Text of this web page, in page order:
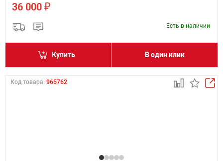
36 000 ₽
Есть в наличии
Купить В один клик
Код товара: 965762